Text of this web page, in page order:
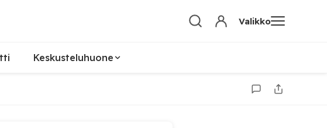
Valikko
Keskusteluhuone